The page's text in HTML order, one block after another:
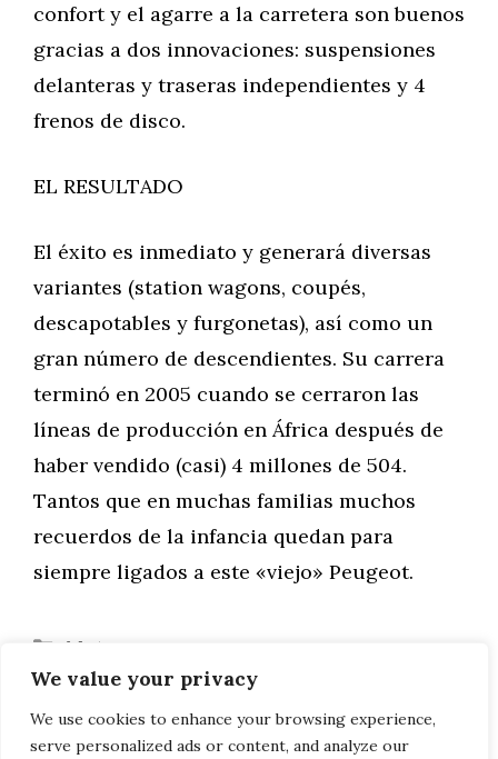
We value your privacy
We use cookies to enhance your browsing experience,
serve personalized ads or content, and analyze our
confort y el agarre a la carretera son buenos
gracias a dos innovaciones: suspensiones
delanteras y traseras independientes y 4
frenos de disco.
EL RESULTADO
El éxito es inmediato y generará diversas
variantes (station wagons, coupés,
descapotables y furgonetas), así como un
gran número de descendientes. Su carrera
terminó en 2005 cuando se cerraron las
líneas de producción en África después de
haber vendido (casi) 4 millones de 504.
Tantos que en muchas familias muchos
recuerdos de la infancia quedan para
siempre ligados a este «viejo» Peugeot.
Categorías
Motor
FORD ESCORT XR3
Cómo conmemorar a un ser querido con